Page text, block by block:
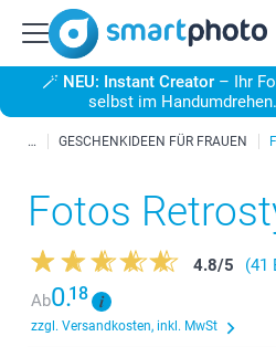
🪄 NEU: Instant Creator – Ihr
selbst im
GESCHENKIDEEN FÜR FRAUEN
Fotos
4.8/5
(41
Ab0.18
zzgl. Versandkosten, inkl. MwSt